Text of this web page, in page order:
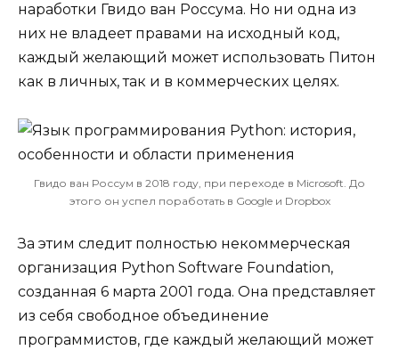
наработки Гвидо ван Россума. Но ни одна из
них не владеет правами на исходный код,
каждый желающий может использовать Питон
как в личных, так и в коммерческих целях.
Гвидо ван Россум в 2018 году, при переходе в Microsoft. До
этого он успел поработать в Google и Dropbox
За этим следит полностью некоммерческая
организация Python Software Foundation,
созданная 6 марта 2001 года. Она представляет
из себя свободное объединение
программистов, где каждый желающий может